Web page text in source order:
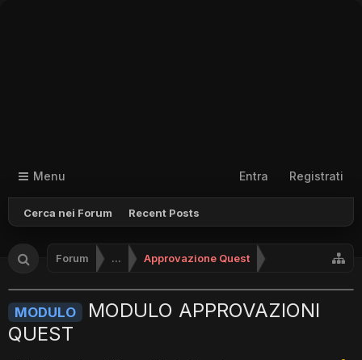
Menu
Cerca nei Forum Recent Posts
Entra Registrati
Forum ... Approvazione Quest
MODULO
MODULO APPROVAZIONI
QUEST